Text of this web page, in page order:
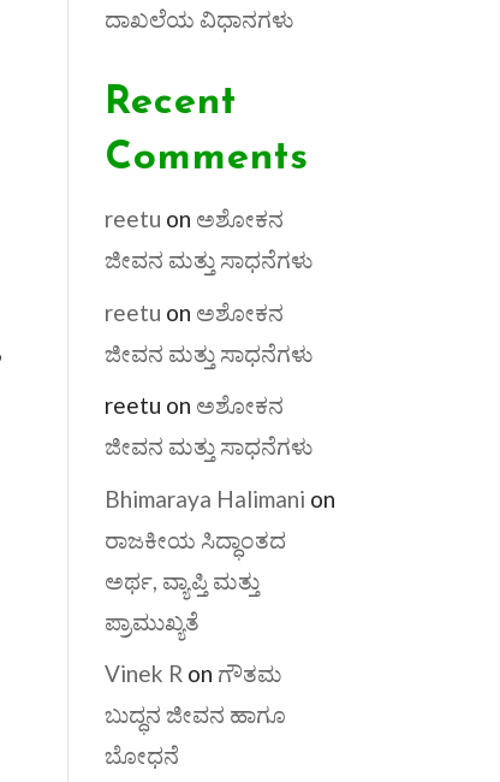
ದಾಖಲೆಯ ವಿಧಾನಗಳು
Recent
Comments
reetu on ಅಶೋಕನ
ಜೀವನ ಮತ್ತು ಸಾಧನೆಗಳು
reetu on ಅಶೋಕನ
ಜೀವನ ಮತ್ತು ಸಾಧನೆಗಳು
reetu on ಅಶೋಕನ
ಜೀವನ ಮತ್ತು ಸಾಧನೆಗಳು
Bhimaraya Halimani on
ರಾಜಕೀಯ ಸಿದ್ಧಾಂತದ
ಅರ್ಥ, ವ್ಯಾಪ್ತಿ ಮತ್ತು
ಪ್ರಾಮುಖ್ಯತೆ
Vinek R on ಗೌತಮ
ಬುದ್ಧನ ಜೀವನ ಹಾಗೂ
ಬೋಧನೆ